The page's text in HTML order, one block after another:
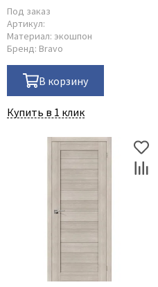
Под заказ
Артикул:
Материал: экошпон
Бренд: Bravo
В корзину
Купить в 1 клик